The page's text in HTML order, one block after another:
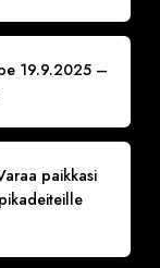
19.9.2025 –
paikkasi